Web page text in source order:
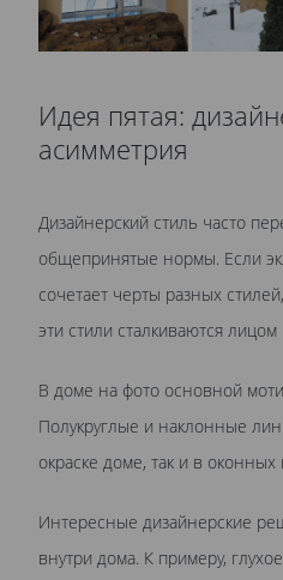
Идея пятая:
асимметрия
Дизайнерский стиль часто
общепринятые нормы. Если
сочетает черты разных
эти стили сталкиваются лицом
В доме на фото основной
Полукруглые и наклонные
окраске доме, так и в оконных
Интересные дизайнерские
внутри дома. К примеру,